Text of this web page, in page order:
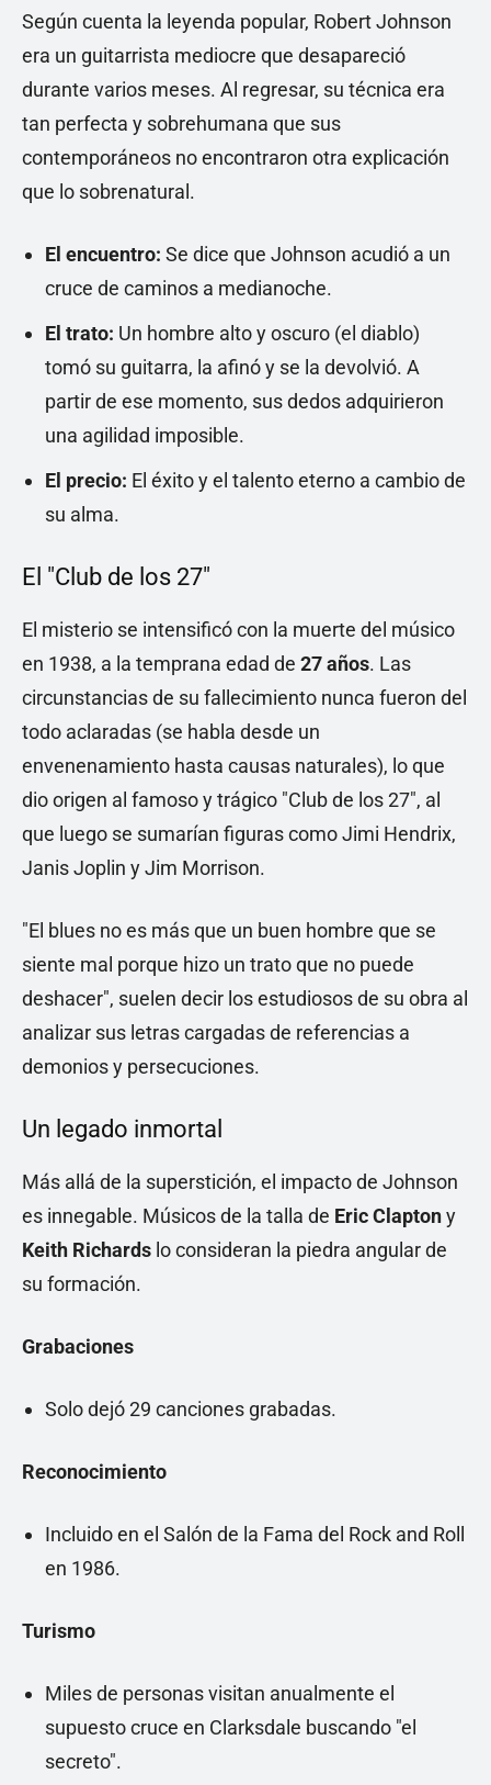
Según cuenta la leyenda popular, Robert Johnson
era un guitarrista mediocre que desapareció
durante varios meses. Al regresar, su técnica era
tan perfecta y sobrehumana que sus
contemporáneos no encontraron otra explicación
que lo sobrenatural.
El encuentro: Se dice que Johnson acudió a un
cruce de caminos a medianoche.
El trato: Un hombre alto y oscuro (el diablo)
tomó su guitarra, la afinó y se la devolvió. A
partir de ese momento, sus dedos adquirieron
una agilidad imposible.
El precio: El éxito y el talento eterno a cambio de
su alma.
El "Club de los 27"
El misterio se intensificó con la muerte del músico
en 1938, a la temprana edad de 27 años. Las
circunstancias de su fallecimiento nunca fueron del
todo aclaradas (se habla desde un
envenenamiento hasta causas naturales), lo que
dio origen al famoso y trágico "Club de los 27", al
que luego se sumarían figuras como Jimi Hendrix,
Janis Joplin y Jim Morrison.
"El blues no es más que un buen hombre que se
siente mal porque hizo un trato que no puede
deshacer", suelen decir los estudiosos de su obra al
analizar sus letras cargadas de referencias a
demonios y persecuciones.
Un legado inmortal
Más allá de la superstición, el impacto de Johnson
es innegable. Músicos de la talla de Eric Claptony
Keith Richards lo consideran la piedra angular de
su formación.
Grabaciones
Solo dejó 29 canciones grabadas.
Reconocimiento
Incluido en el Salón de la Fama del Rock and Roll
en 1986.
Turismo
Miles de personas visitan anualmente el
supuesto cruce en Clarksdale buscando "el
secreto".